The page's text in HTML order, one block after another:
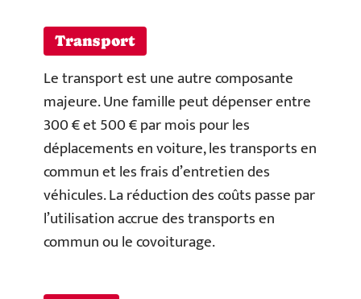
Transport
Le transport est une autre composante
majeure. Une famille peut dépenser entre
300 € et 500 € par mois pour les
déplacements en voiture, les transports en
commun et les frais d’entretien des
véhicules. La réduction des coûts passe par
l’utilisation accrue des transports en
commun ou le covoiturage.